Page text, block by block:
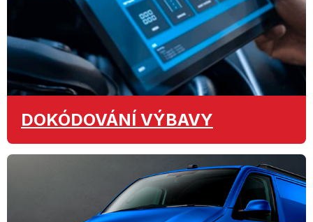
DOKÓDOVÁNÍ VÝBAVY